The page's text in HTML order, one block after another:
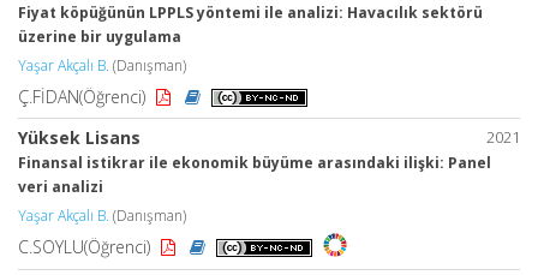
Fiyat köpüğünün LPPLS yöntemi ile analizi: Havacılık sektörü
üzerine bir uygulama
Yaşar Akçalı B. (Danışman)
Ç.FİDAN(Öğrenci)
2021
Yüksek Lisans
Finansal istikrar ile ekonomik büyüme arasındaki ilişki: Panel
veri analizi
Yaşar Akçalı B. (Danışman)
C.SOYLU(Öğrenci)